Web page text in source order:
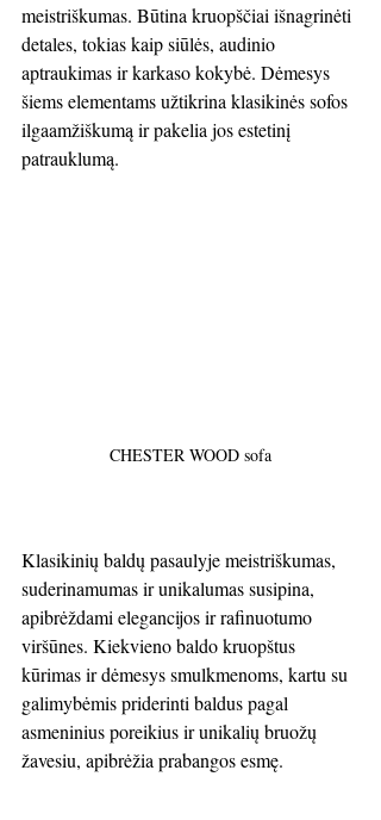
meistriškumas. Būtina kruopščiai išnagrinėti
detales, tokias kaip siūlės, audinio
aptraukimas ir karkaso kokybė. Dėmesys
šiems elementams užtikrina klasikinės sofos
ilgaamžiškumą ir pakelia jos estetinį
patrauklumą.
CHESTER WOOD sofa
Klasikinių baldų pasaulyje meistriškumas,
suderinamumas ir unikalumas susipina,
apibrėždami elegancijos ir rafinuotumo
viršūnes. Kiekvieno baldo kruopštus
kūrimas ir dėmesys smulkmenoms, kartu su
galimybėmis priderinti baldus pagal
asmeninius poreikius ir unikalių bruožų
žavesiu, apibrėžia prabangos esmę.